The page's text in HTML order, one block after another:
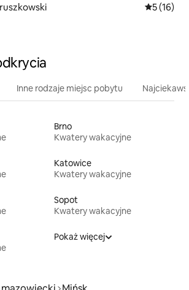
Średnia
5 (16)
Inne rodzaje miejsc pobytu
Brno
Kwatery wakacyjne
Katowice
Kwatery wakacyjne
Sopot
Kwatery wakacyjne
Pokaż więcej